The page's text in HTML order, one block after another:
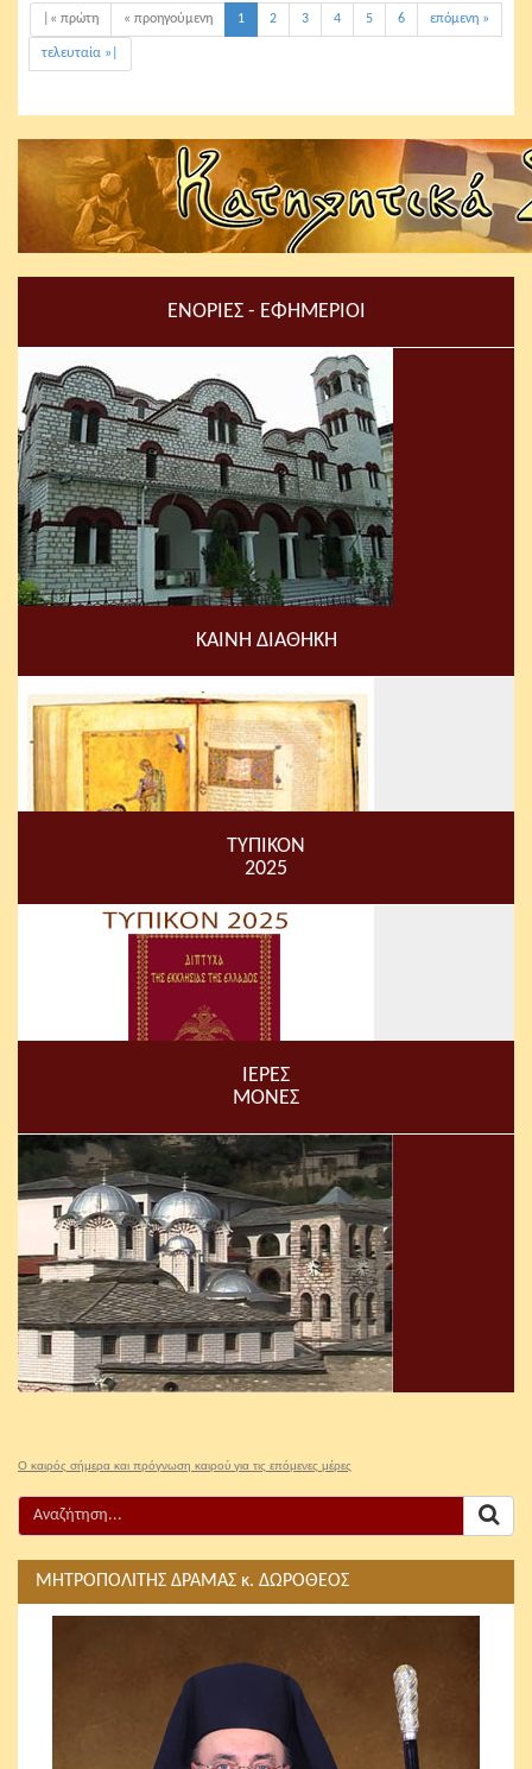
|« πρώτη « προηγούμενη 1 2 3 4 5 6 επόμενη »
τελευταία »|
ΕΝΟΡΙΕΣ - ΕΦΗΜΕΡΙΟΙ
ΚΑΙΝΗ ΔΙΑΘΗΚΗ
ΤΥΠΙΚΟΝ
2025
ΙΕΡΕΣ
ΜΟΝΕΣ
Ο καιρός σήμερα και πρόγνωση καιρού για τις επόμενες μέρες
ΜΗΤΡΟΠΟΛΙΤΗΣ ΔΡΑΜΑΣ κ. ΔΩΡΟΘΕΟΣ